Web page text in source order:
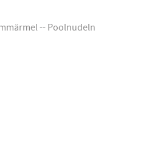
-- Poolnudeln